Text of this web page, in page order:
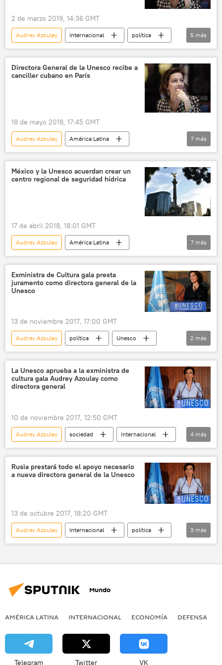
2 de marzo 2019, 14:36 GMT
Audrey Azoulay Internacional
política
Rusia
Unesco
directora
viaje oficial
noticias
5 más
Directora General de la Unesco recibe a
canciller cubano en París
18 de mayo 2018, 17:45 GMT
Audrey Azoulay
América Latina
Internacional
Cuba
Francia
Bruno Rodríguez
Unesco
cancilleres
noticias
7 más
México y la Unesco acuerdan crear un
centro regional de seguridad hídrica
17 de abril 2018, 18:01 GMT
Audrey Azoulay
América Latina
Internacional
México
Francia
Luis Videgaray
Unesco
seguridad energética
noticias
7 más
Exministra de Cultura gala presta
juramento como directora general de la
Unesco
13 de noviembre 2017, 17:00 GMT
Audrey Azoulay política
Unesco
directora
noticias
2 más
La Unesco aprueba a la exministra de
cultura gala Audrey Azoulay como
directora general
10 de noviembre 2017, 12:50 GMT
Audrey Azoulay sociedad
Internacional
🎭 Arte y cultura
Unesco
directora
noticias
4 más
Rusia prestará todo el apoyo necesario
a nueva directora general de la Unesco
13 de octubre 2017, 18:20 GMT
Audrey Azoulay Internacional
política
Rusia
Unesco noticias
3 más
Mundo
AMÉRICA LATINA INTERNACIONAL ECONOMÍA DEFENSA
Telegram Twitter VK